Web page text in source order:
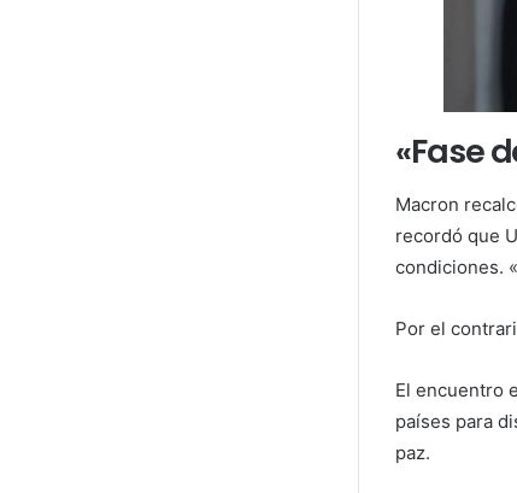
«Fase
Macron
recordó que
condiciones.
Por el
El encuentro
países para
paz.